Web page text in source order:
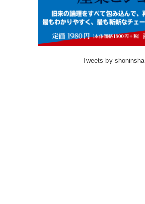
Tweets by shoninsha